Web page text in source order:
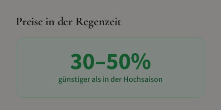
Preise in der Regenzeit
30–50%
günstiger als in der Hochsaison